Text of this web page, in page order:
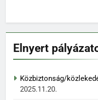
Elnyert
Közbiztonság/
2025.11.20.